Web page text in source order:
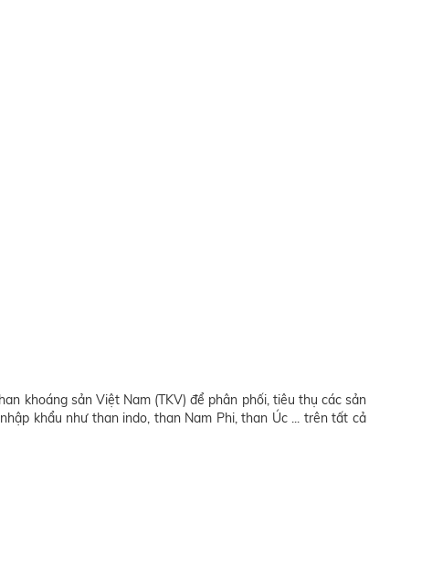
khoáng sản Việt Nam (TKV) để phân phối, tiêu thụ các sản
khẩu như than indo, than Nam Phi, than Úc ... trên tất cả